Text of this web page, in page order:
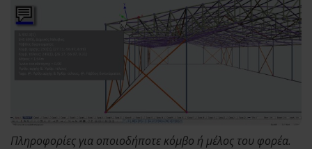
Πληροφορίες για οποιοδήποτε κόμβο ή μέλος του φορέα.